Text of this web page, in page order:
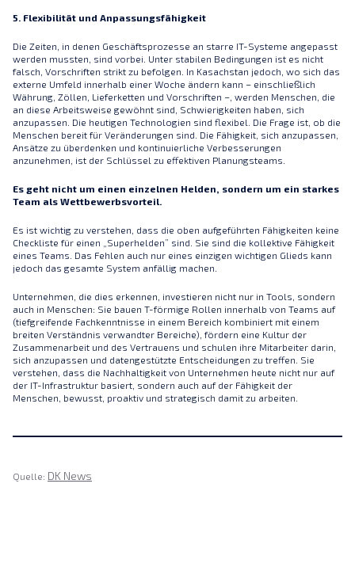
5. Flexibilität und Anpassungsfähigkeit
Die Zeiten, in denen Geschäftsprozesse an starre IT-Systeme angepasst
werden mussten, sind vorbei. Unter stabilen Bedingungen ist es nicht
falsch, Vorschriften strikt zu befolgen. In Kasachstan jedoch, wo sich das
externe Umfeld innerhalb einer Woche ändern kann – einschließlich
Währung, Zöllen, Lieferketten und Vorschriften –, werden Menschen, die
an diese Arbeitsweise gewöhnt sind, Schwierigkeiten haben, sich
anzupassen. Die heutigen Technologien sind flexibel. Die Frage ist, ob die
Menschen bereit für Veränderungen sind. Die Fähigkeit, sich anzupassen,
Ansätze zu überdenken und kontinuierliche Verbesserungen
anzunehmen, ist der Schlüssel zu effektiven Planungsteams.
Es geht nicht um einen einzelnen Helden, sondern um ein starkes
Team als Wettbewerbsvorteil.
Es ist wichtig zu verstehen, dass die oben aufgeführten Fähigkeiten keine
Checkliste für einen „Superhelden” sind. Sie sind die kollektive Fähigkeit
eines Teams. Das Fehlen auch nur eines einzigen wichtigen Glieds kann
jedoch das gesamte System anfällig machen.
Unternehmen, die dies erkennen, investieren nicht nur in Tools, sondern
auch in Menschen: Sie bauen T-förmige Rollen innerhalb von Teams auf
(tiefgreifende Fachkenntnisse in einem Bereich kombiniert mit einem
breiten Verständnis verwandter Bereiche), fördern eine Kultur der
Zusammenarbeit und des Vertrauens und schulen ihre Mitarbeiter darin,
sich anzupassen und datengestützte Entscheidungen zu treffen. Sie
verstehen, dass die Nachhaltigkeit von Unternehmen heute nicht nur auf
der IT-Infrastruktur basiert, sondern auch auf der Fähigkeit der
Menschen, bewusst, proaktiv und strategisch damit zu arbeiten.
Quelle: DK News